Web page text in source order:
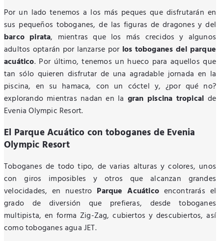
Por un lado tenemos a los más peques que disfrutarán en
sus pequeños toboganes, de las figuras de dragones y del
barco pirata, mientras que los más crecidos y algunos
adultos optarán por lanzarse por los toboganes del parque
acuático. Por último, tenemos un hueco para aquellos que
tan sólo quieren disfrutar de una agradable jornada en la
piscina, en su hamaca, con un cóctel y, ¿por qué no?
explorando mientras nadan en la gran piscina tropical de
Evenia Olympic Resort.
El Parque Acuático con toboganes de Evenia
Olympic Resort
Toboganes de todo tipo, de varias alturas y colores, unos
con giros imposibles y otros que alcanzan grandes
velocidades, en nuestro Parque Acuáticoencontrarás el
grado de diversión que prefieras, desde toboganes
multipista, en forma Zig-Zag, cubiertos y descubiertos, así
como toboganes agua JET.